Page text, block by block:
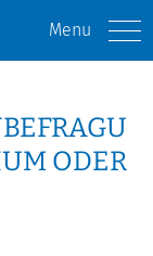
Menu
ODER